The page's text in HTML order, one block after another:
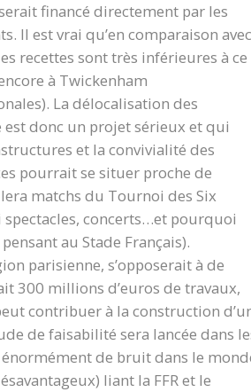
financé directement par les
Il est vrai qu’en comparaison avec
recettes sont très inférieures à ce
à Twickenham
La délocalisation des
est donc un projet sérieux et qui
et la convivialité des
pourrait se situer proche de
matchs du Tournoi des Six
spectacles, concerts…et pourquoi
au Stade Français).
parisienne, s’opposerait à de
300 millions d’euros de travaux,
contribuer à la construction
de faisabilité sera lancée dans
de bruit dans le
liant la FFR et le